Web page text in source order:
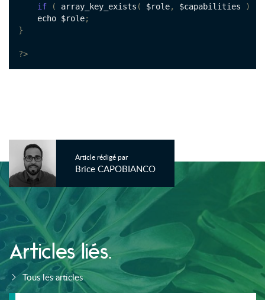
if
( array_key_exists ( $role, $capabilities )
    echo $role
;
}
?>
Article rédigé par
Brice CAPOBIANCO
Articles liés.
Tous les articles